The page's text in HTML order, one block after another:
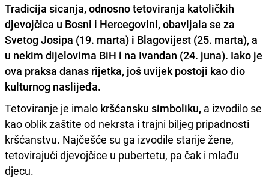
Tradicija sicanja, odnosno tetoviranja katoličkih
djevojčica u Bosni i Hercegovini, obavljala se za
Svetog Josipa (19. marta) i Blagovijest (25. marta), a
u nekim dijelovima BiH i na Ivandan (24. juna). Iako je
ova praksa danas rijetka, još uvijek postoji kao dio
kulturnog naslijeđa.
Tetoviranje je imalo kršćansku simboliku, a izvodilo se
kao oblik zaštite od nekrsta i trajni biljeg pripadnosti
kršćanstvu. Najčešće su ga izvodile starije žene,
tetovirajući djevojčice u pubertetu, pa čak i mlađu
djecu.